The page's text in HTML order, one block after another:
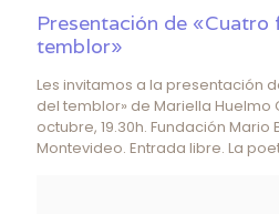
Presentación de «Cuatro
temblor»
Les invitamos a la presentación
del temblor» de Mariella Huelmo
octubre, 19.30h. Fundación Mario
Montevideo. Entrada libre. La